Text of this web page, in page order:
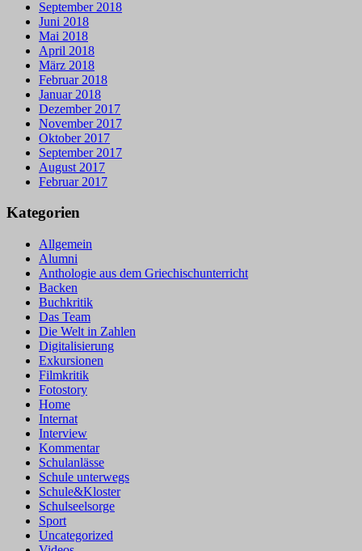
September 2018
Juni 2018
Mai 2018
April 2018
März 2018
Februar 2018
Januar 2018
Dezember 2017
November 2017
Oktober 2017
September 2017
August 2017
Februar 2017
Kategorien
Allgemein
Alumni
Anthologie aus dem Griechischunterricht
Backen
Buchkritik
Das Team
Die Welt in Zahlen
Digitalisierung
Exkursionen
Filmkritik
Fotostory
Home
Internat
Interview
Kommentar
Schulanlässe
Schule unterwegs
Schule&Kloster
Schulseelsorge
Sport
Uncategorized